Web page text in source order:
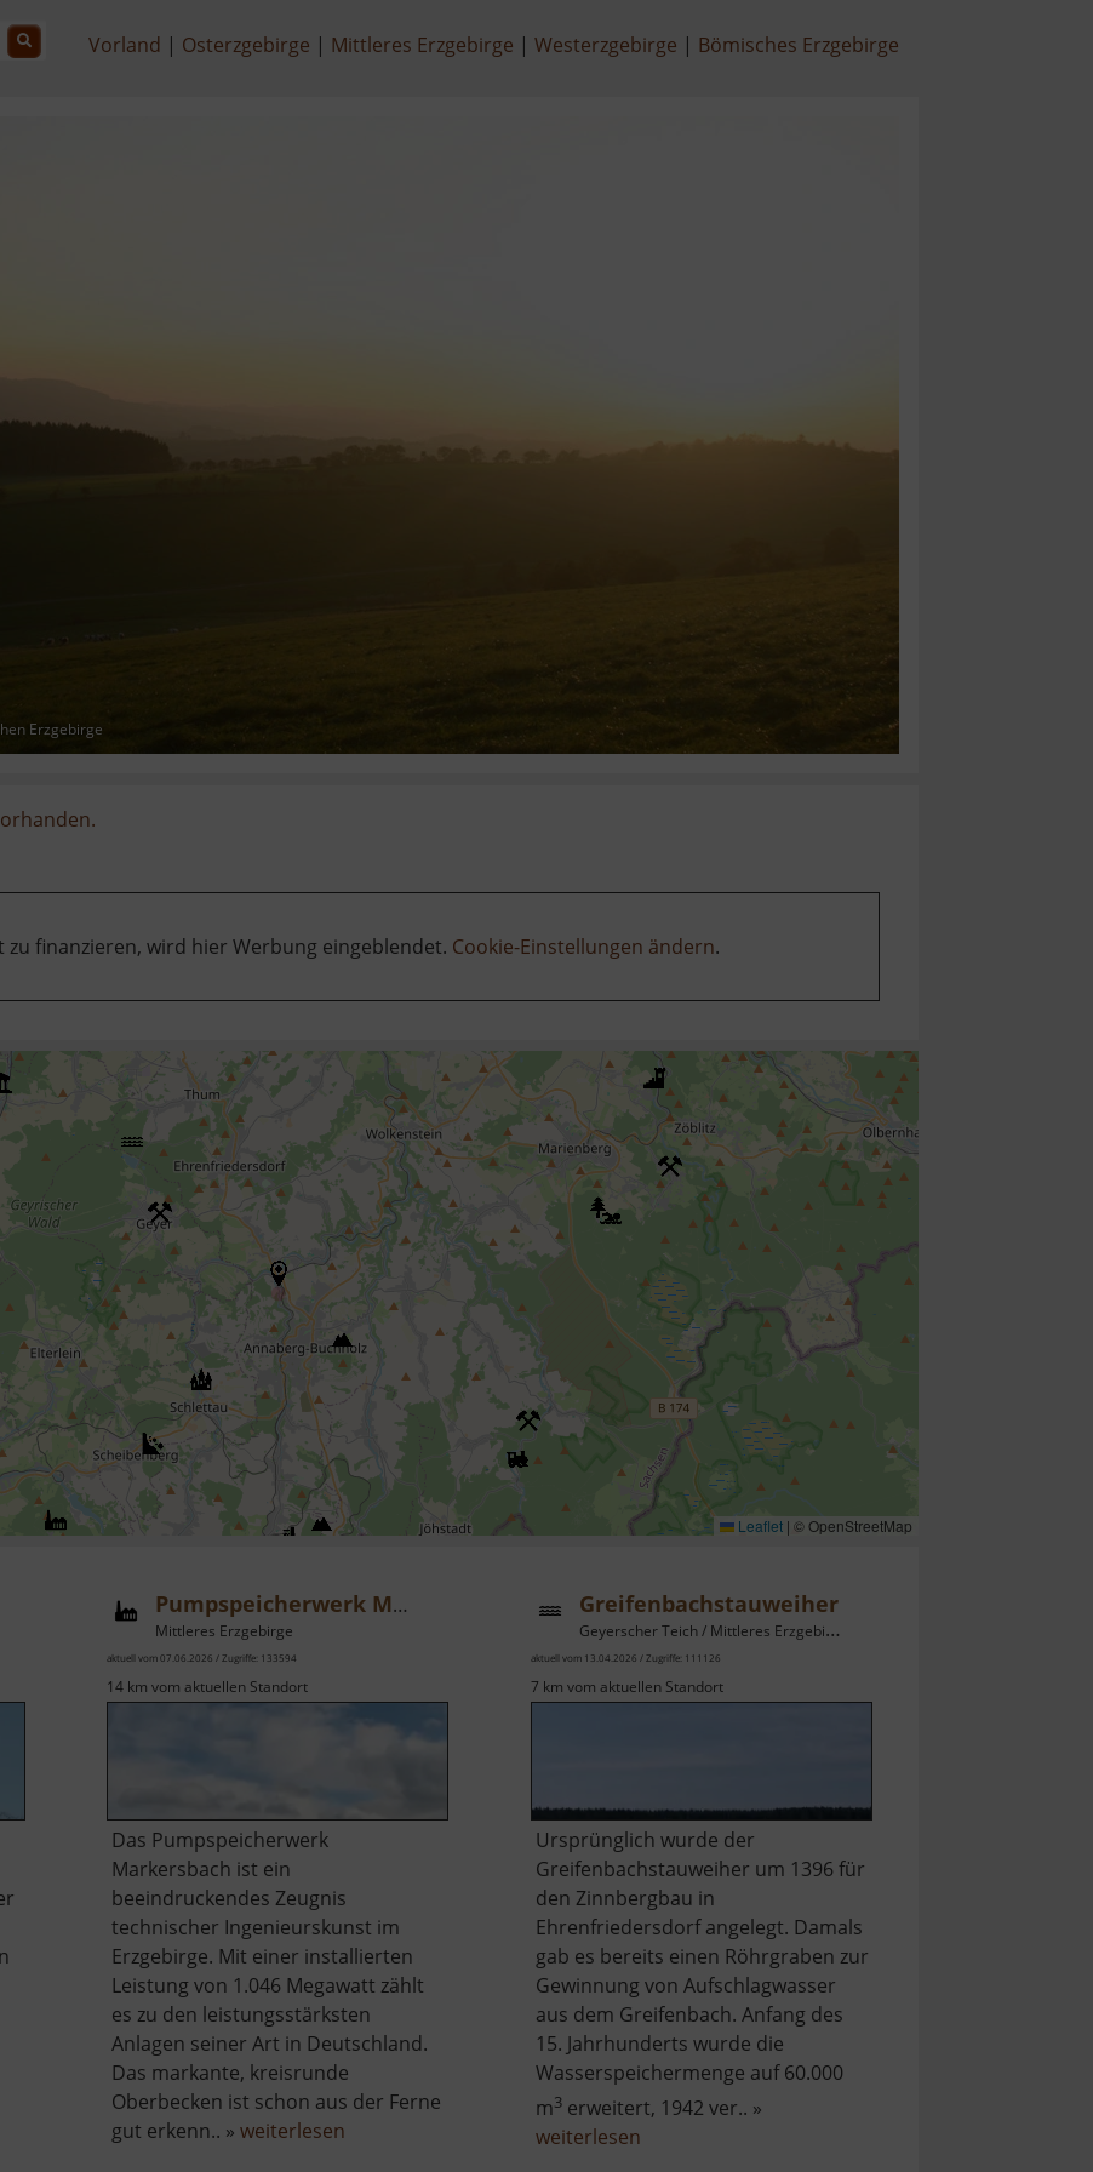
Vorland Osterzgebirge Mittleres Erzgebirge Westerzgebirge Bömisches Erzgebirge
Erzgebirge
zu finanzieren, wird hier Werbung eingeblendet. Cookie-Einstellungen ändern.
Leaflet | © OpenStreetMap
Pumpspeicherwerk Markersbach
Mittleres Erzgebirge
aktuell vom 07.06.2026 / Zugriffe: 133594
14 km vom aktuellen Standort
Das Pumpspeicherwerk
Markersbach ist ein
beeindruckendes Zeugnis
technischer Ingenieurskunst im
Erzgebirge. Mit einer installierten
Leistung von 1.046 Megawatt zählt
es zu den leistungsstärksten
Anlagen seiner Art in Deutschland.
Das markante, kreisrunde
Oberbecken ist schon aus der Ferne
gut erkenn.. »weiterlesen
Greifenbachstauweiher
Geyerscher Teich / Mittleres Erzgebirge
aktuell vom 13.04.2026 / Zugriffe: 111126
7 km vom aktuellen Standort
Ursprünglich wurde der
Greifenbachstauweiher um 1396 für
den Zinnbergbau in
Ehrenfriedersdorf angelegt. Damals
gab es bereits einen Röhrgraben zur
Gewinnung von Aufschlagwasser
aus dem Greifenbach. Anfang des
15. Jahrhunderts wurde die
Wasserspeichermenge auf 60.000
m3erweitert, 1942 ver.. »
weiterlesenüber